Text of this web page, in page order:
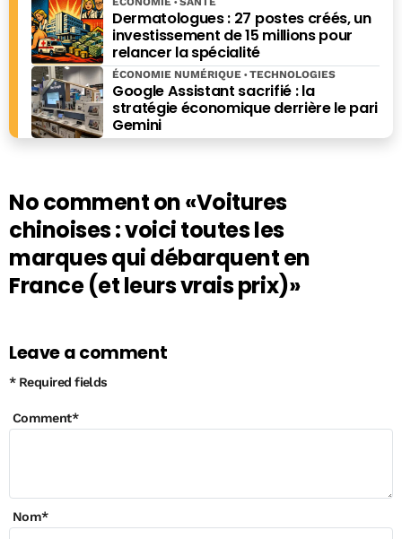
"Les grands esprits ont toujours tort", "Pourquoi les
rayures ont-elles des zèbres", "Pourquoi les bois ont-ils
des cerfs", "Histoires bêtes" (Editions du Moment) ou
encore du " Guide des bécébranchés" (L'Archipel).
Dermatologues : 27 postes créés, un
investissement de 15 millions pour
relancer la spécialité
Google Assistant sacrifié : la
stratégie économique derrière le pari
Gemini
ÉCONOMIE NUMÉRIQUE TECHNOLOGIES
No comment on«Voitures
chinoises : voici toutes les
marques qui débarquent en
France (et leurs vrais prix)»
Leave a comment
* Required fields
Comment*
Nom*